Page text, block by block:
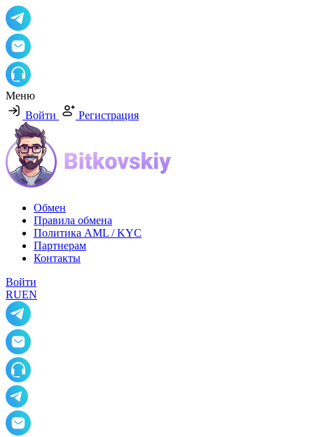
Меню
Войти
Регистрация
Обмен
Правила обмена
Политика AML / KYC
Партнерам
Контакты
Войти
RUEN